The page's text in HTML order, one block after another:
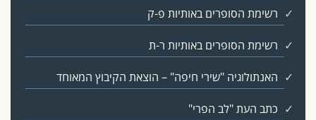
רשימת הסופרים באותיות פ-ק
רשימת הסופרים באותיות ר-ת
האנתולוגיה "שירי חיפה" – הוצאת הקיבוץ המאוחד
כתב העת "לב הפרי"